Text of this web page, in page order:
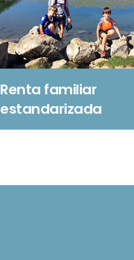
Renta familiar
estandarizada